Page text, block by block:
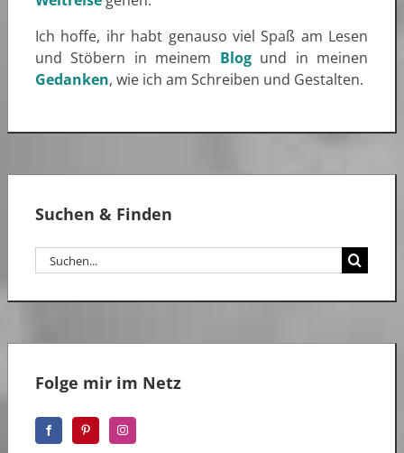
Ich hoffe, ihr habt genauso viel Spaß am Lesen
und Stöbern in meinem Blog und in meinen
Gedanken, wie ich am Schreiben und Gestalten.
Suchen & Finden
Suche
nach:
Folge mir im Netz